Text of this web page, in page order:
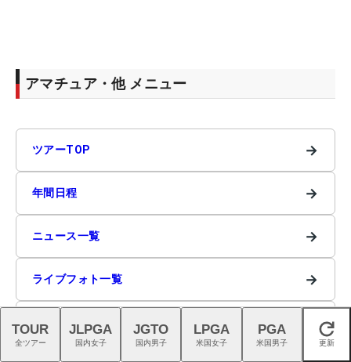
アマチュア・他 メニュー
ツアーTOP →
年間日程 →
ニュース一覧 →
ライブフォト一覧 →
ツアー登録選手
閉じる
TOUR
全ツアー
JLPGA
国内女子
JGTO
国内男子
LPGA
米国女子
PGA
米国男子 更新